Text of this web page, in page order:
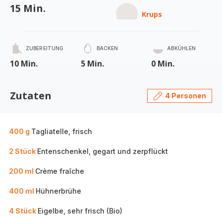
15 Min. Krups
ZUBEREITUNG
10 Min.
BACKEN
5 Min.
ABKÜHLEN
0 Min.
Zutaten 4 Personen
400 g Tagliatelle, frisch
2 Stück Entenschenkel, gegart und zerpflückt
200 ml Crème fraîche
400 ml Hühnerbrühe
4 Stück Eigelbe, sehr frisch (Bio)